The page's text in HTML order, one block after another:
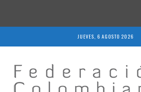
JUEVES, 6 AGOSTO 2026